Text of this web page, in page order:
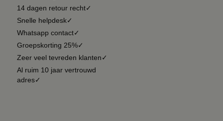
14 dagen retour recht✓
Snelle helpdesk✓
Whatsapp contact✓
Groepskorting 25%✓
Zeer veel tevreden klanten✓
Al ruim 10 jaar vertrouwd
adres✓